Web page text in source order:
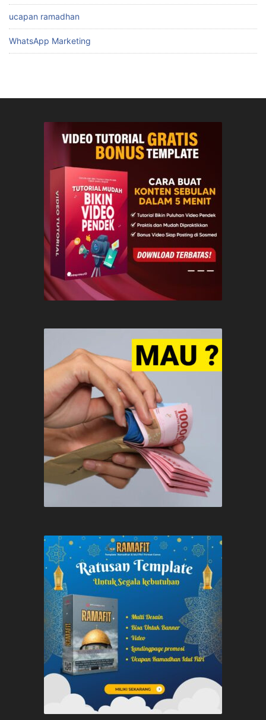
ucapan ramadhan
WhatsApp Marketing